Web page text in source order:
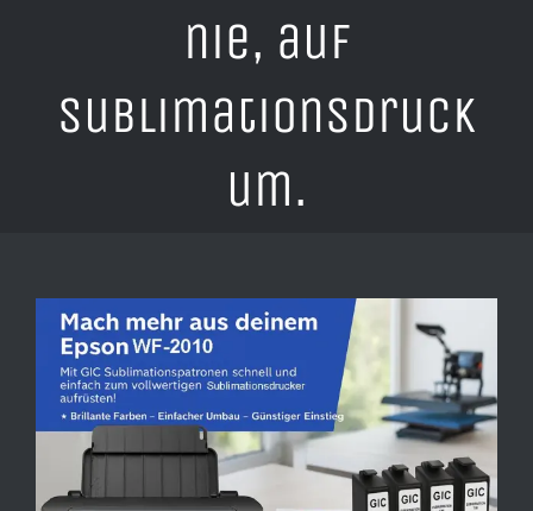
nie, auf
Sublimationsdruck
um.
Zeige
grösseres
Bild